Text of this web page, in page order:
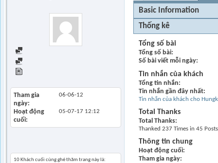
Tham gia
ngày
06-06-12
Hoạt động
cuối
05-07-17 12:12
10 Khách cuối cùng ghé thăm trang này là:
Basic Information
Thống kê
Tổng số bài
Tổng số bài
Số bài viết mỗi ngày
Tin nhắn của khách
Tổng tin nhắn
Tin nhắn gần đây nhất
Tin nhắn của khách cho
Total Thanks
Total Thanks
Thanked 237 Times in 45 Posts
Thông tin chung
Hoạt động cuối
Tham gia ngày